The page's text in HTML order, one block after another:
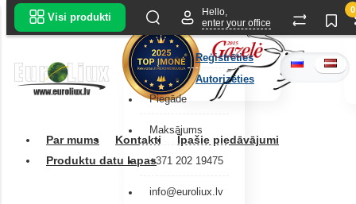
Piegāde
Maksājums
+371 202 19475
info@euroliux.lv
Par mums Kontakti
Īpašie piedāvājumi
Produktu datu lapas
Visi produkti
Hello,
enter your office
Reģistrēties
Autorizēties
0